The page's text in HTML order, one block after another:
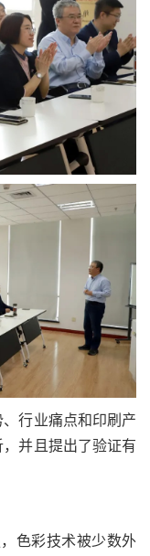
行业痛点和印刷产
并且提出了验证有
色彩技术被少数外